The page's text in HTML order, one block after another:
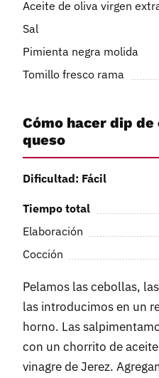
Aceite de oliva virgen
Sal
Pimienta negra molida
Tomillo fresco rama
Cómo hacer dip
queso
Dificultad: Fácil
Tiempo total
Elaboración
Cocción
Pelamos las cebollas,
las introducimos en un
horno. Las
con un chorrito de
vinagre de Jerez.